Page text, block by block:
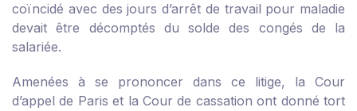
coïncidé avec des jours d’arrêt de travail pour maladie
devait être décomptés du solde des congés de la
salariée.
Amenées à se prononcer dans ce litige, la Cour
d’appel de Paris et la Cour de cassation ont donné tort